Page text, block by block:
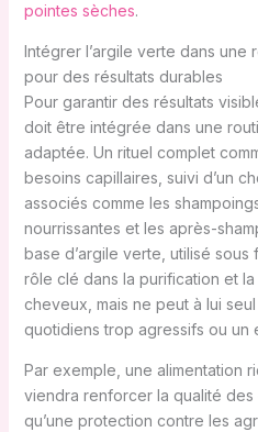
pointes sèches.
Intégrer l’argile verte dans une
pour des résultats durables
Pour garantir des résultats
doit être intégrée dans une
adaptée. Un rituel complet
besoins capillaires, suivi d’un
associés comme les
nourrissantes et les après-
base d’argile verte, utilisé
rôle clé dans la purification et
cheveux, mais ne peut à lui
quotidiens trop agressifs ou un
Par exemple, une alimentation
viendra renforcer la qualité des
qu’une protection contre les